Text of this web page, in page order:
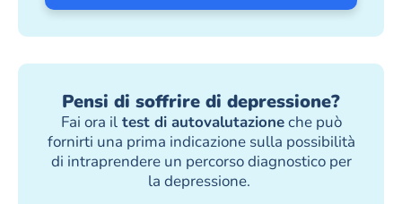
Pensi di soffrire di depressione?
Fai ora iltest di autovalutazioneche può
fornirti una prima indicazione sulla possibilità
di intraprendere un percorso diagnostico per
la depressione.